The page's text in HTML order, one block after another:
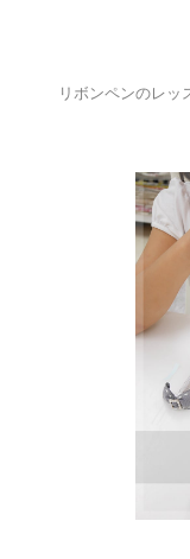
リボンペンのレッ